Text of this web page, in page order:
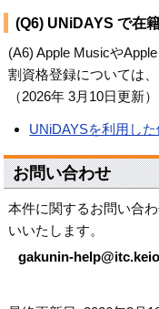
(Q6) UNiDAYS で在
(A6) Apple Musicや
割資格登録については
（2026年 3月10日更新）
UNiDAYSを利用し
お問い合わせ
本件に関するお問い合
いいたします。
gakunin-